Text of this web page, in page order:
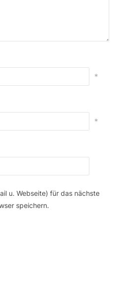
*
*
u. Webseite) für das nächste
speichern.